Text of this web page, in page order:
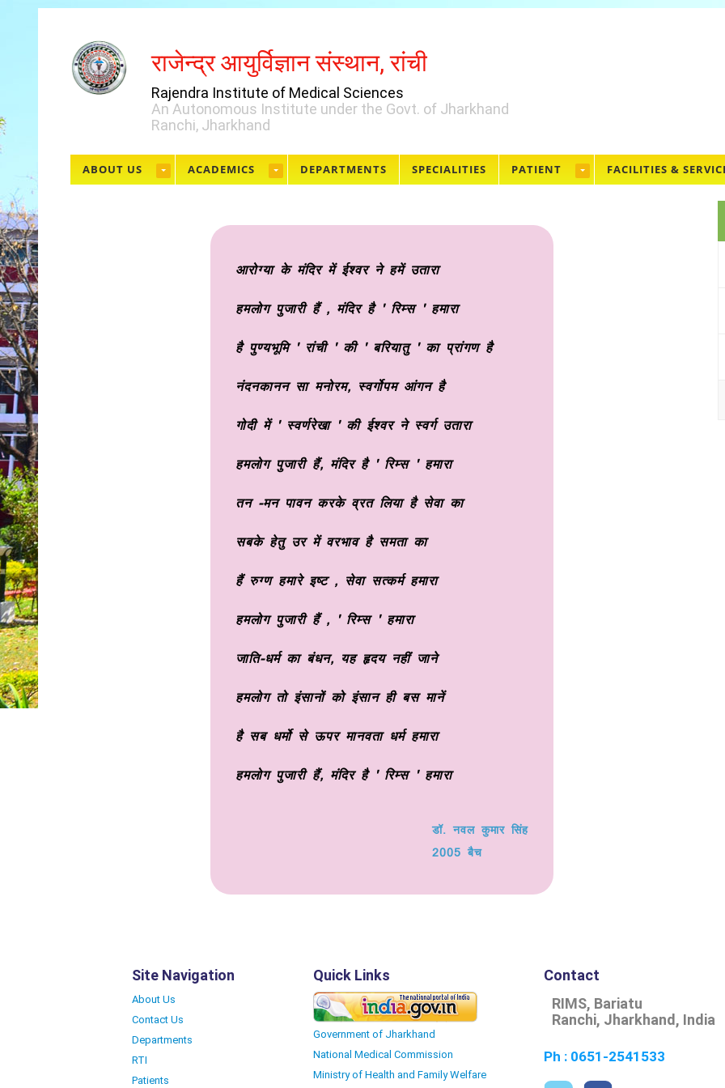
राजेन्द्र आयुर्विज्ञान संस्थान, रांची
Rajendra Institute of Medical Sciences
An Autonomous Institute under the Govt. of Jharkhand
Ranchi, Jharkhand
ABOUT US ACADEMICS DEPARTMENTS SPECIALITIES PATIENT FACILITIES &
आरोग्या के मंदिर में ईश्वर ने हमें उतारा
हमलोग पुजारी हैं , मंदिर है ' रिम्स ' हमारा
है पुण्यभूमि ' रांची ' की ' बरियातु ' का प्रांगण है
नंदनकानन सा मनोरम, स्वर्गोपम आंगन है
गोदी में ' स्वर्णरेखा ' की ईश्वर ने स्वर्ग उतारा
हमलोग पुजारी हैं, मंदिर है ' रिम्स ' हमारा
तन -मन पावन करके व्रत लिया है सेवा का
सबके हेतु उर में वरभाव है समता का
हैं रुग्ण हमारे इष्ट , सेवा सत्कर्म हमारा
हमलोग पुजारी हैं , ' रिम्स ' हमारा
जाति-धर्म का बंधन, यह हृदय नहीं जाने
हमलोग तो इंसानों को इंसान ही बस मानें
है सब धर्मो से ऊपर मानवता धर्म हमारा
हमलोग पुजारी हैं, मंदिर है ' रिम्स ' हमारा
डॉ. नवल कुमार सिंह
2005 बैच
Site Navigation
About Us
Contact Us
Departments
RTI
Patients
Quick Links
Government of Jharkhand
National Medical Commission
Ministry of Health and Family Welfare
Contact
RIMS, Bariatu
Ranchi, Jharkhand, India
Ph : 0651-2541533